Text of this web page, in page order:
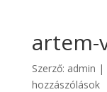
artem-
Szerző: admin |
hozzászólások